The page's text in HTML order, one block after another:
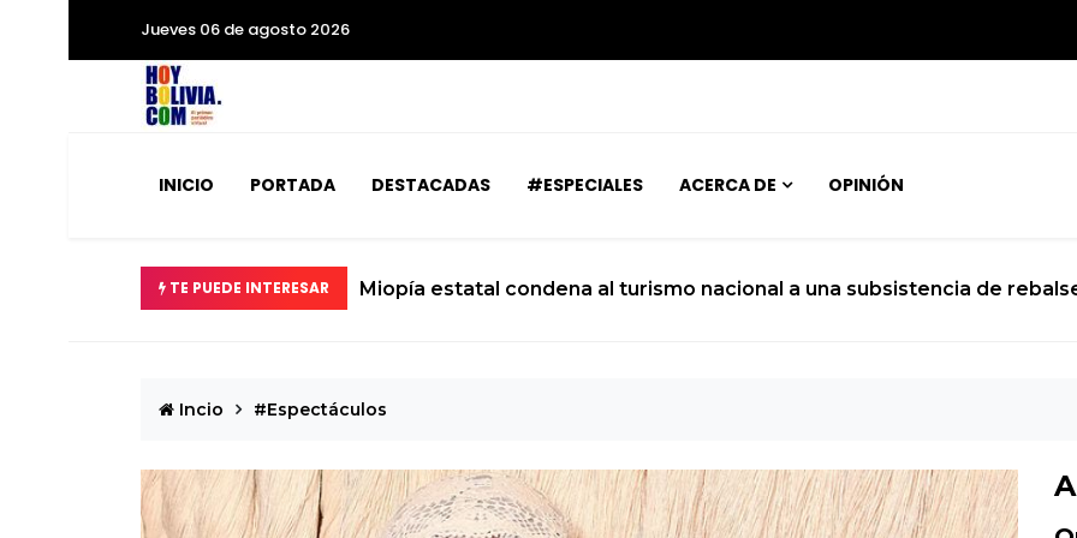
Jueves 06 de agosto 2026
INICIO PORTADA DESTACADAS #ESPECIALES ACERCA DE OPINIÓN
TE PUEDE INTERESAR Miopía estatal condena al turismo nacional a una subsistencia de
Incio #Espectáculos